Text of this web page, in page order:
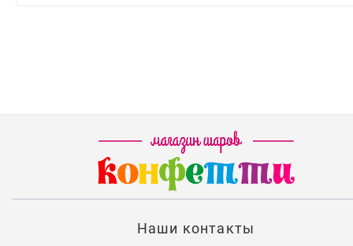
Наши контакты